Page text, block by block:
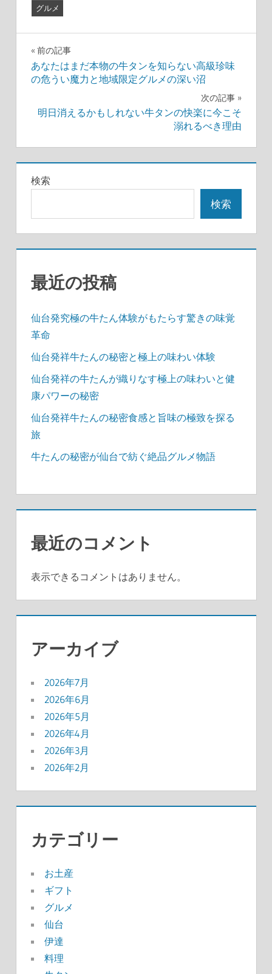
グルメ
投
稿
ゲ
ー
シ
ョ
ン
前の記事
あなたはまだ本物の牛タンを知らない高級珍味
の危うい魔力と地域限定グルメの深い沼
次の記事
明日消えるかもしれない牛タンの快楽に今こそ
溺れるべき理由
検索
検索
最近の投稿
仙台発究極の牛たん体験がもたらす驚きの味覚
革命
仙台発祥牛たんの秘密と極上の味わい体験
仙台発祥の牛たんが織りなす極上の味わいと健
康パワーの秘密
仙台発祥牛たんの秘密食感と旨味の極致を探る
旅
牛たんの秘密が仙台で紡ぐ絶品グルメ物語
最近のコメント
表示できるコメントはありません。
アーカイブ
2026年7月
2026年6月
2026年5月
2026年4月
2026年3月
2026年2月
カテゴリー
お土産
ギフト
グルメ
仙台
伊達
料理